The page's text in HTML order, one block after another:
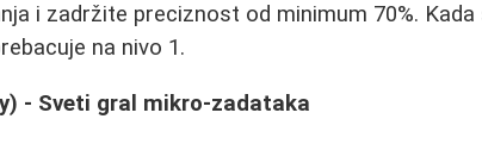
i zadržite preciznost od minimum 70%. Kada
na nivo 1.
- Sveti gral mikro-zadataka